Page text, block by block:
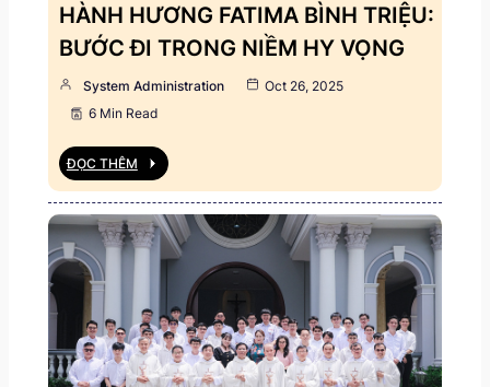
HÀNH HƯƠNG FATIMA BÌNH TRIỆU:
BƯỚC ĐI TRONG NIỀM HY VỌNG
System Administration
Oct 26, 2025
6 Min Read
ĐỌC THÊM